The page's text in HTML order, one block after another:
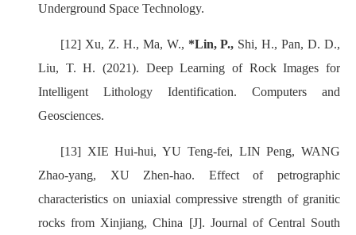
Underground Space Technology.
[12] Xu, Z. H., Ma, W., *Lin, P., Shi, H., Pan, D. D.,
Liu, T. H. (2021). Deep Learning of Rock Images for
Intelligent Lithology Identification. Computers and
Geosciences.
[13] XIE Hui-hui, YU Teng-fei, LIN Peng, WANG
Zhao-yang, XU Zhen-hao. Effect of petrographic
characteristics on uniaxial compressive strength of granitic
rocks from Xinjiang, China [J]. Journal of Central South